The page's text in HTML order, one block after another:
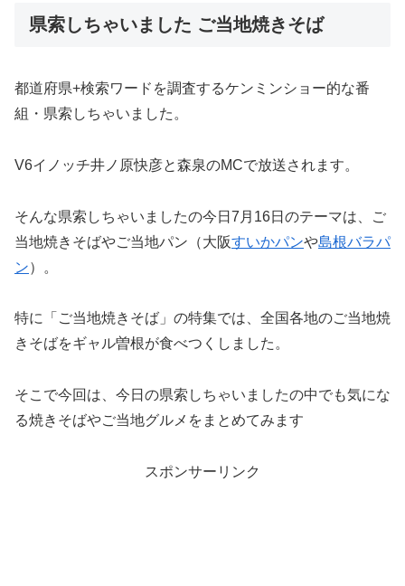
県索しちゃいました ご当地焼きそば
都道府県+検索ワードを調査するケンミンショー的な番
組・県索しちゃいました。
V6イノッチ井ノ原快彦と森泉のMCで放送されます。
そんな県索しちゃいましたの今日7月16日のテーマは、ご
当地焼きそばやご当地パン（大阪すいかパンや島根バラパ
ン）。
特に「ご当地焼きそば」の特集では、全国各地のご当地焼
きそばをギャル曽根が食べつくしました。
そこで今回は、今日の県索しちゃいましたの中でも気にな
る焼きそばやご当地グルメをまとめてみます
スポンサーリンク